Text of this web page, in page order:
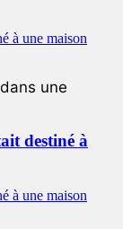
une
destiné à